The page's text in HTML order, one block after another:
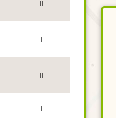
II
I
II
I